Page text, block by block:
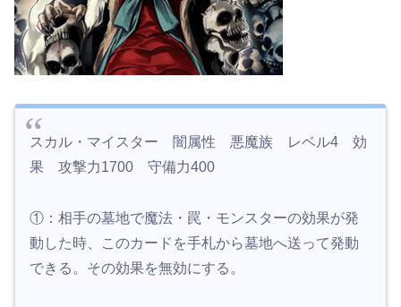
スカル・マイスター 闇属性 悪魔族 レベル4 効
果 攻撃力1700 守備力400
①：相手の墓地で魔法・罠・モンスターの効果が発
動した時、このカードを手札から墓地へ送って発動
できる。その効果を無効にする。